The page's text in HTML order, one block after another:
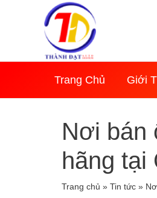
Trang Chủ Giới
Nơi bán
hãng tại
Trang chủ » Tin tức »